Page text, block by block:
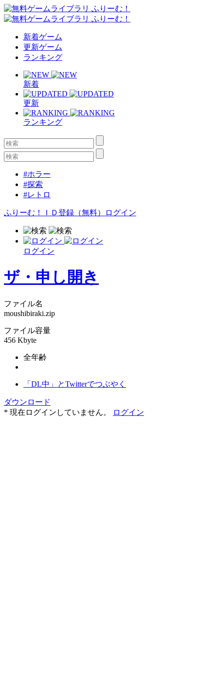
新着ゲーム
更新ゲーム
ランキング
新着
更新
ランキング
#ホラー
#探索
#レトロ
ふりーむ！ＩＤ登録（無料） ログイン
ログイン
ザ・申し開き
ファイル名
moushibiraki.zip
ファイル容量
456 Kbyte
全年齢
「DL中」とTwitterでつぶやく
ダウンロード
* 現在ログインしていません。
ログイン